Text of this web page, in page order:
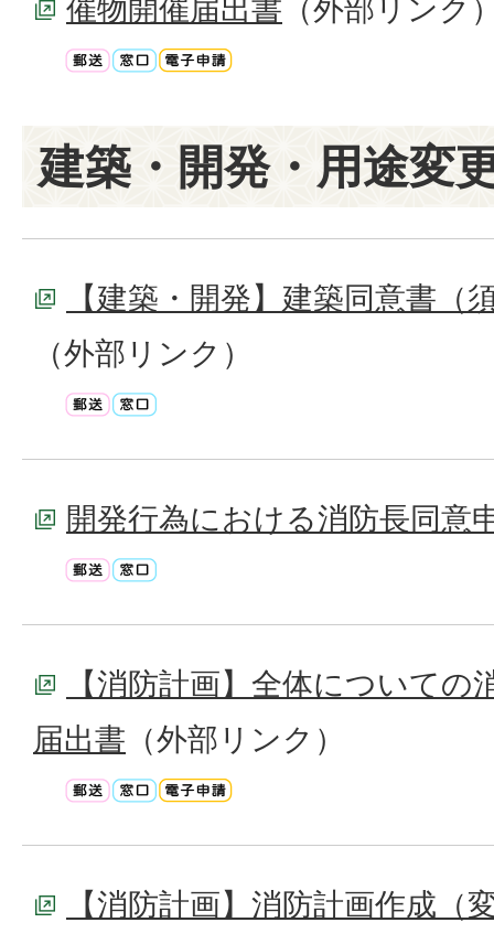
催物開催届出書 （外部リンク
建築・開発・用途変
【建築・開発】建築同意書（
（外部リンク）
開発行為における消防長同意
【消防計画】全体についての
届出書 （外部リンク）
【消防計画】消防計画作成（